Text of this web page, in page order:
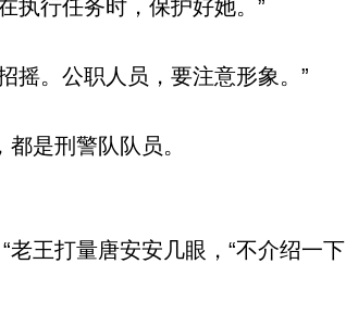
执行任务时，保护好她。”
摇。公职人员，要注意形象。”
是刑警队队员。
王打量唐安安几眼，“不介绍一下